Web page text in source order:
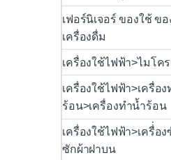
เฟอร์นิเจอร์ ของใช้ ข
เครื่องดื่ม
เครื่องใช้ไฟฟ้า>ไมโค
เครื่องใช้ไฟฟ้า>เครื่อ
ร้อน>เครื่องทำน้ำร้อน
เครื่องใช้ไฟฟ้า>เครื่่อ
ซักผ้าฝาบน